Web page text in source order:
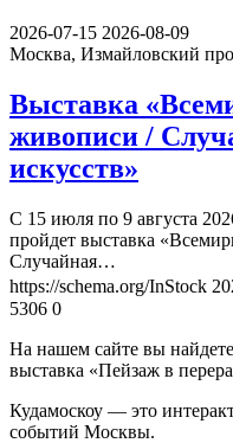
2026-07-15 2026-08-09
Москва, Измайловский
Выставка
живописи /
искусств»
С 15 июля по 9 августа
пройдет выставка
Случайная…
https://schema.org/InStock
5306 0
На нашем сайте вы
выставка «Пейзаж в
Кудамоскоу — это
событий Москвы.